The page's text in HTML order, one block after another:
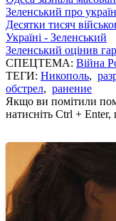
Зеленський про
Десятки тисяч
Україні - Зеленський
Зеленський оцінив
СПЕЦТЕМА: Війна
ТЕГИ: Никополь,
обстрел, ранение
Якщо ви помітили
натисніть Ctrl +